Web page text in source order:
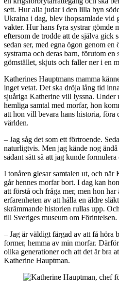
sett. Hur alla judar i den lilla byn
Ukraina i dag, blev ihopsamlade vid
vakter. Hur hans fyra systrar gömde
eftersom de trodde att de själva gick
sedan ser, med egna ögon genom
systrarna och deras barn, förutom en
gömstället, skjuts och faller ner i en
Katherines Hauptmans mamma
inget vetat. Det ska dröja lång tid
sjuåriga Katherine vill lyssna. Under
hemliga samtal med morfar, hon
att hon vill bevara hans historia, föra
världen.
– Jag såg det som ett förtroende.
naturligtvis. Men jag kände nog ändå
sådant sätt så att jag kunde
I tonåren glesar samtalen ut, och
går hennes morfar bort. I dag kan
att förstå och fråga mer, men hon
erfarenheten av att hålla en äldre
skrämmande historien rullas upp.
till Sveriges museum om Förintelsen.
– Jag är väldigt färgad av att få höra
former, hemma av min morfar.
olika generationer och att det är bra
Katherine Hauptman.